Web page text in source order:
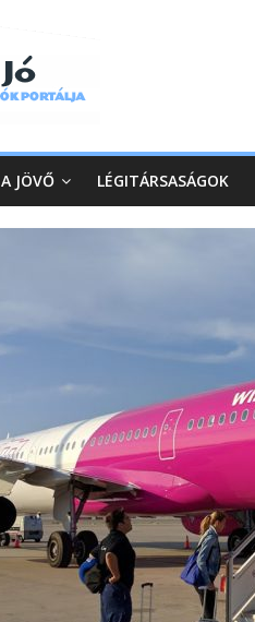
A JÖVŐ LÉGITÁRSASÁGOK